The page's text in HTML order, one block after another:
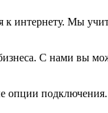
Мы
С нами вы